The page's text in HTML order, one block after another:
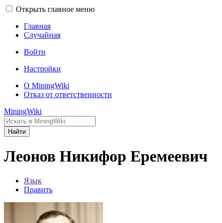
Открыть главное меню
Главная
Случайная
Войти
Настройки
О MiningWiki
Отказ от ответственности
MiningWiki
Найти
Леонов Никифор Еремеевич
Язык
Править